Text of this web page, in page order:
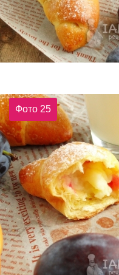
Фото 25